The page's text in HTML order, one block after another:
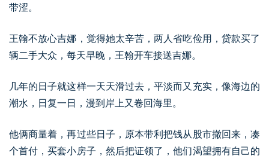
带涩。
王翰不放心吉娜，觉得她太辛苦，两人省吃俭用，贷款买了
辆二手大众，每天早晚，王翰开车接送吉娜。
几年的日子就这样一天天滑过去，平淡而又充实，像海边的
潮水，日复一日，漫到岸上又卷回海里。
他俩商量着，再过些日子，原本带利把钱从股市撤回来，凑
个首付，买套小房子，然后把证领了，他们渴望拥有自己的